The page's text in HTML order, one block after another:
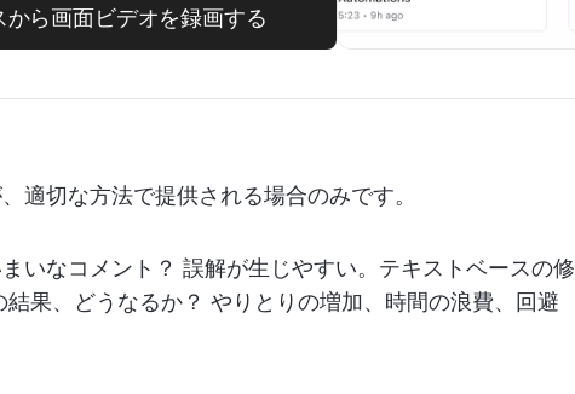
ら画面ビデオを録画する
適切な方法で提供される場合のみです。
いなコメント？ 誤解が生じやすい。テキストベースの修
果、どうなるか？ やりとりの増加、時間の浪費、回避